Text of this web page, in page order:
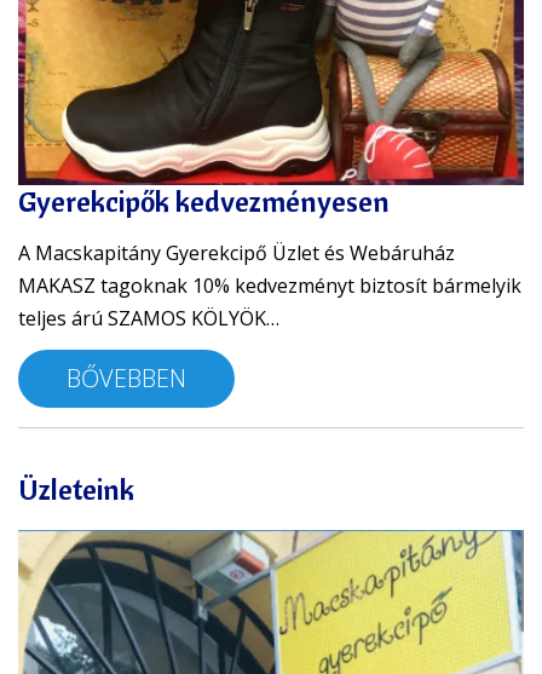
Gyerekcipők kedvezményesen
A Macskapitány Gyerekcipő Üzlet és Webáruház
MAKASZ tagoknak 10% kedvezményt biztosít bármelyik
teljes árú SZAMOS KÖLYÖK…
BŐVEBBEN
Üzleteink